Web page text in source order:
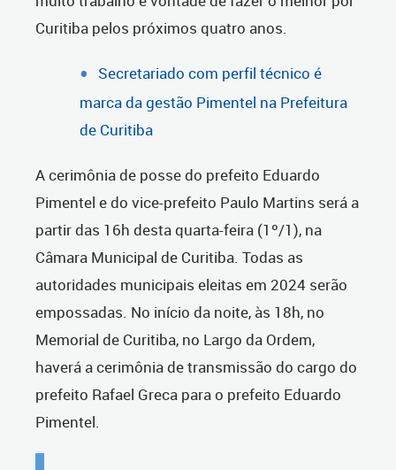
Curitiba pelos próximos quatro anos.
Secretariado com perfil técnico é
marca da gestão Pimentel na Prefeitura
de Curitiba
A cerimônia de posse do prefeito Eduardo
Pimentel e do vice-prefeito Paulo Martins será a
partir das 16h desta quarta-feira (1º/1), na
Câmara Municipal de Curitiba. Todas as
autoridades municipais eleitas em 2024 serão
empossadas. No início da noite, às 18h, no
Memorial de Curitiba, no Largo da Ordem,
haverá a cerimônia de transmissão do cargo do
prefeito Rafael Greca para o prefeito Eduardo
Pimentel.